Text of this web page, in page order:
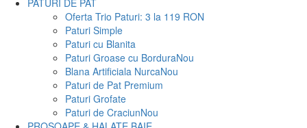
PATURI DE PAT
Oferta Trio Paturi: 3 la 119 RON
Paturi Simple
Paturi cu Blanita
Paturi Groase cu BorduraNou
Blana Artificiala NurcaNou
Paturi de Pat Premium
Paturi Grofate
Paturi de CraciunNou